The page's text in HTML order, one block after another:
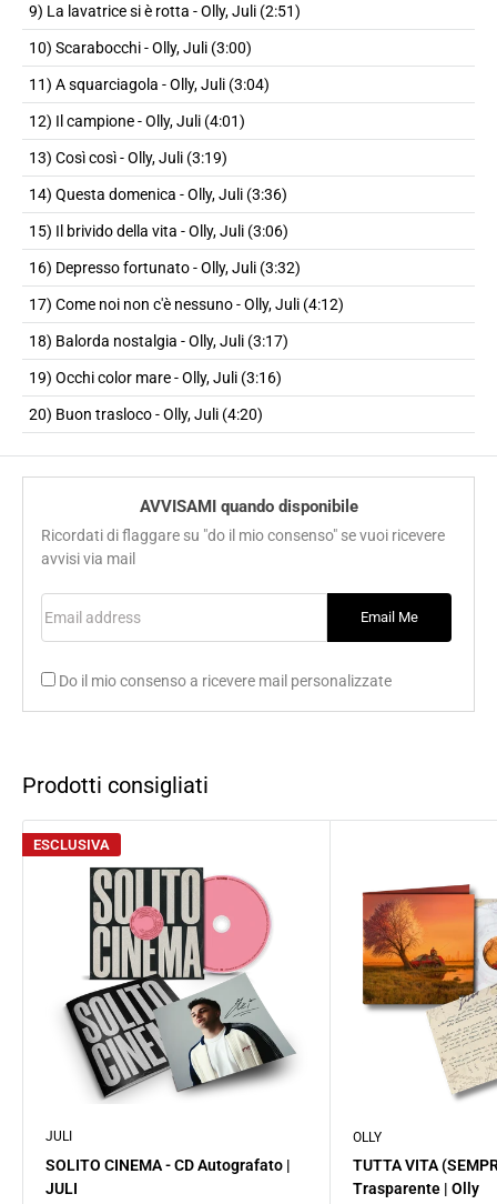
9) La lavatrice si è rotta - Olly, Juli (2:51)
10) Scarabocchi - Olly, Juli (3:00)
11) A squarciagola - Olly, Juli (3:04)
12) Il campione - Olly, Juli (4:01)
13) Così così - Olly, Juli (3:19)
14) Questa domenica - Olly, Juli (3:36)
15) Il brivido della vita - Olly, Juli (3:06)
16) Depresso fortunato - Olly, Juli (3:32)
17) Come noi non c'è nessuno - Olly, Juli (4:12)
18) Balorda nostalgia - Olly, Juli (3:17)
19) Occhi color mare - Olly, Juli (3:16)
20) Buon trasloco - Olly, Juli (4:20)
AVVISAMI quando disponibile
Ricordati di flaggare su "do il mio consenso" se vuoi ricevere
avvisi via mail
Email Me
Do il mio consenso a ricevere mail personalizzate
Prodotti consigliati
ESCLUSIVA
JULI
SOLITO CINEMA - CD Autografato |
JULI
OLLY
TUTTA VITA
Trasparente | Olly